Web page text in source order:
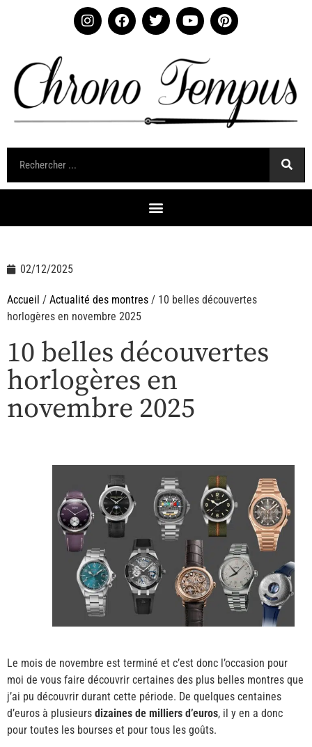
02/12/2025
Accueil / Actualité des montres / 10 belles découvertes
horlogères en novembre 2025
10 belles découvertes
horlogères en
novembre 2025
Le mois de novembre est terminé et c’est donc l’occasion pour
moi de vous faire découvrir certaines des plus belles montres que
j’ai pu découvrir durant cette période. De quelques centaines
d’euros à plusieurs dizaines de milliers d’euros, il y en a donc
pour toutes les bourses et pour tous les goûts.